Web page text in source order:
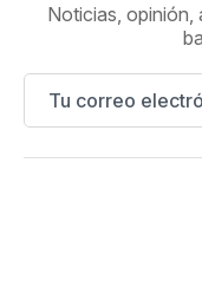
Noticias, opinión,